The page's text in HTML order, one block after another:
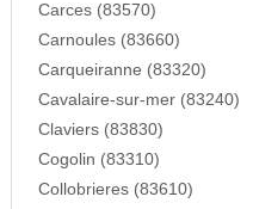
Carces (83570)
Carnoules (83660)
Carqueiranne (83320)
Cavalaire-sur-mer (83240)
Claviers (83830)
Cogolin (83310)
Collobrieres (83610)